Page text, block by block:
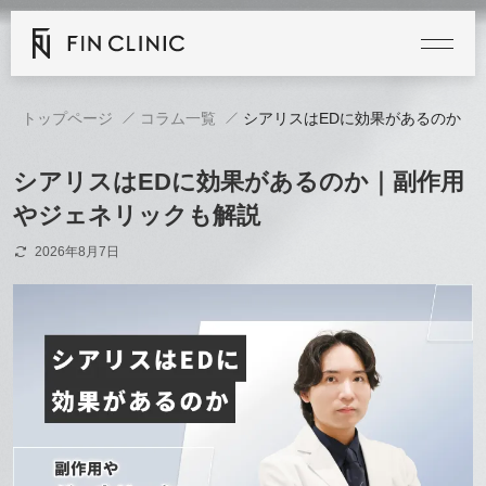
トップページ コラム一覧 シアリスはEDに効果があるのか｜
シアリスはEDに効果があるのか｜副作用
やジェネリックも解説
2026年8月7日